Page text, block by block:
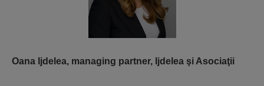
Oana Ijdelea, managing partner, Ijdelea şi Asociaţii